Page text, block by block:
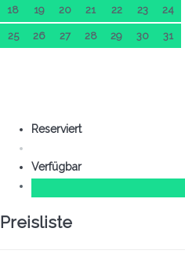
18 19 20 21 22 23 24
25 26 27 28 29 30 31
Reserviert
Verfügbar
Preisliste